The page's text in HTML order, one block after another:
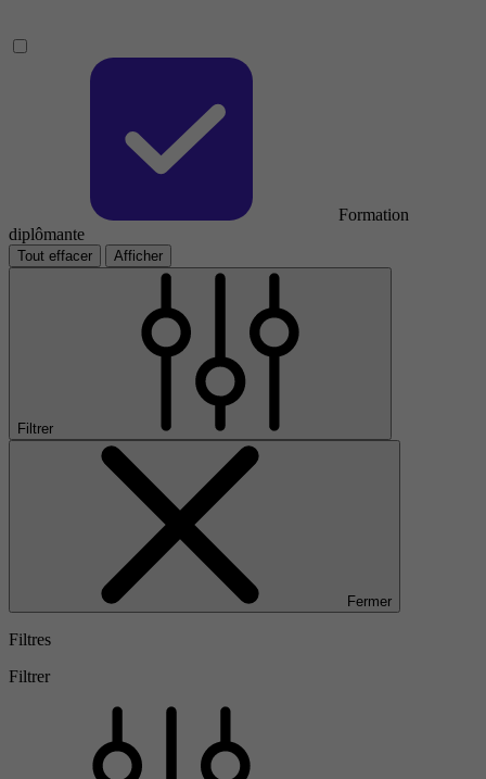
Formation
diplômante
Tout effacer Afficher
Filtrer
Fermer
Filtres
Filtrer